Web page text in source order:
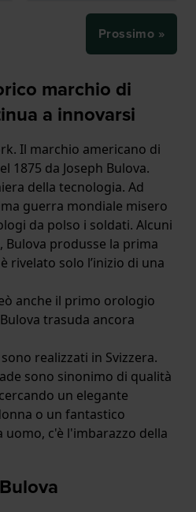
Prossimo »
marchio di
a innovarsi
Il marchio americano di
1875 da Joseph Bulova.
della tecnologia. Ad
guerra mondiale misero
da polso i soldati. Alcuni
Bulova produsse la prima
rivelato solo l’inizio di una
anche il primo orologio
trasuda ancora
realizzati in Svizzera.
sono sinonimo di qualità
un elegante
o un fantastico
c'è l'imbarazzo della